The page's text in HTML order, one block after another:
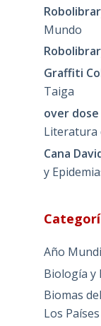
Mundo
Graffiti
Taiga
over dose
Literatura
Cana
y
Año
Biología y
Biomas
Los Países